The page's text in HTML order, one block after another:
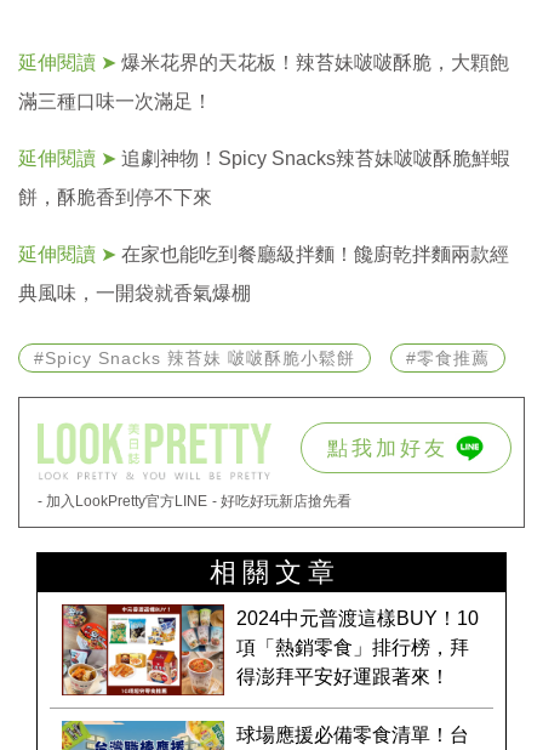
延伸閱讀 ➤ 爆米花界的天花板！辣苔妹啵啵酥脆，大顆飽
滿三種口味一次滿足！
延伸閱讀 ➤ 追劇神物！Spicy Snacks辣苔妹啵啵酥脆鮮蝦
餅，酥脆香到停不下來
延伸閱讀 ➤ 在家也能吃到餐廳級拌麵！饞廚乾拌麵兩款經
典風味，一開袋就香氣爆棚
#Spicy Snacks 辣苔妹 啵啵酥脆小鬆餅 #零食推薦
- 加入LookPretty官方LINE - 好吃好玩新店搶先看
點我加好友
相關文章
2024中元普渡這樣BUY！10
項「熱銷零食」排行榜，拜
得澎拜平安好運跟著來！
球場應援必備零食清單！台